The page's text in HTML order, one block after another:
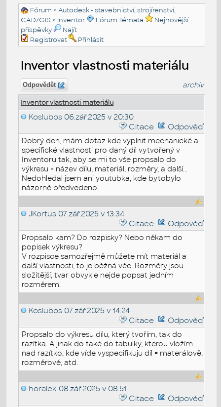
Fórum >Autodesk - stavebnictví, strojírenství,
CAD/GIS > Inventor Fórum Témata
Nejnovější
příspěvky
Najít
Registrovat
Přihlásit
Inventor vlastnosti materiálu
Odpovědět archiv
Inventor vlastnosti materiálu
Koslubos 06.zář.2025 v 20:30
Citace
Odpověď
Dobrý den, mám dotaz kde vyplnit mechanické a
specifické vlastnosti pro daný díl vytvořený v
Inventoru tak, aby se mi to vše propsalo do
výkresu = název dílu, materiál, rozměry, a další...
Nedohledal jsem ani youtubka, kde bytobylo
názorně předvedeno.
JKortus 07.zář.2025 v 13:34
Citace
Odpověď
Propsalo kam? Do rozpisky? Nebo někam do
popisek výkresu?
V rozpisce samozřejmě můžete mít materiál a
další vlastnosti, to je běžná věc. Rozměry jsou
složitější, tvar obvykle nejde popsat jedním
rozměrem.
Koslubos 07.zář.2025 v 14:24
Citace
Odpověď
Propsalo do výkresu dílu, který tvořím, tak do
razítka. A jinak do také do tabulky, kterou vložím
nad razítko, kde víde vyspecifikuju díl = materálově,
rozměrově, atd.
horalek 08.zář.2025 v 08:51
Citace
Odpověď